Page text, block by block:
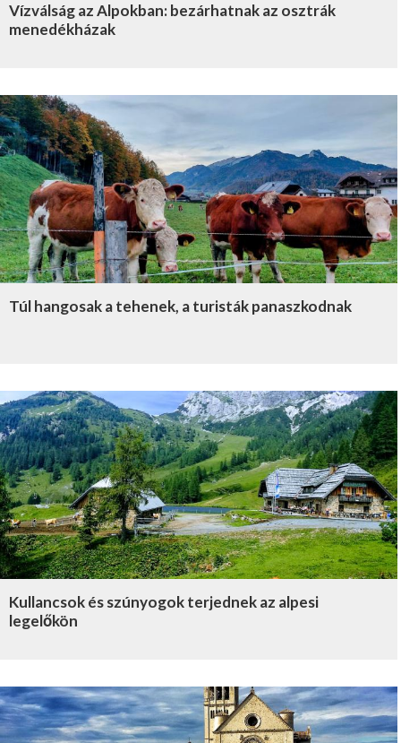
Vízválság az Alpokban: bezárhatnak az osztrák
menedékházak
Túl hangosak a tehenek, a turisták panaszkodnak
Kullancsok és szúnyogok terjednek az alpesi
legelőkön